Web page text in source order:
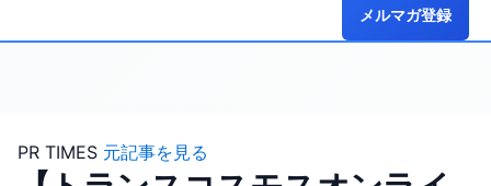
メルマガ登録
PR TIMES 元記事を見る